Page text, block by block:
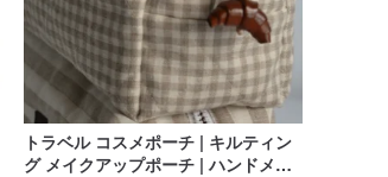
トラベル コスメポーチ | キルティン
グ メイクアップポーチ | ハンドメイ